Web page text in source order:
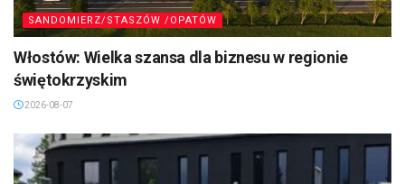
SANDOMIERZ/STASZÓW /OPATÓW
Włostów: Wielka szansa dla biznesu w regionie
świętokrzyskim
2026-08-07